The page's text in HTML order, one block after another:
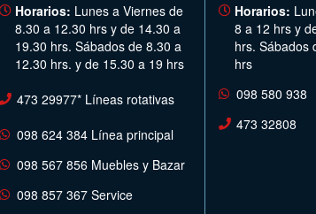
Horarios: Lunes a Viernes de
8.30 a 12.30 hrs y de 14.30 a
19.30 hrs. Sábados de 8.30 a
12.30 hrs. y de 15.30 a 19 hrs
473 29977* Líneas rotativas
098 624 384 Línea principal
098 567 856 Muebles y Bazar
098 857 367 Service
Horarios:
8 a 12 hrs y
hrs. Sábados
hrs
098 580 938
473 32808